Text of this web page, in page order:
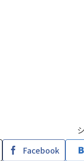
Facebook